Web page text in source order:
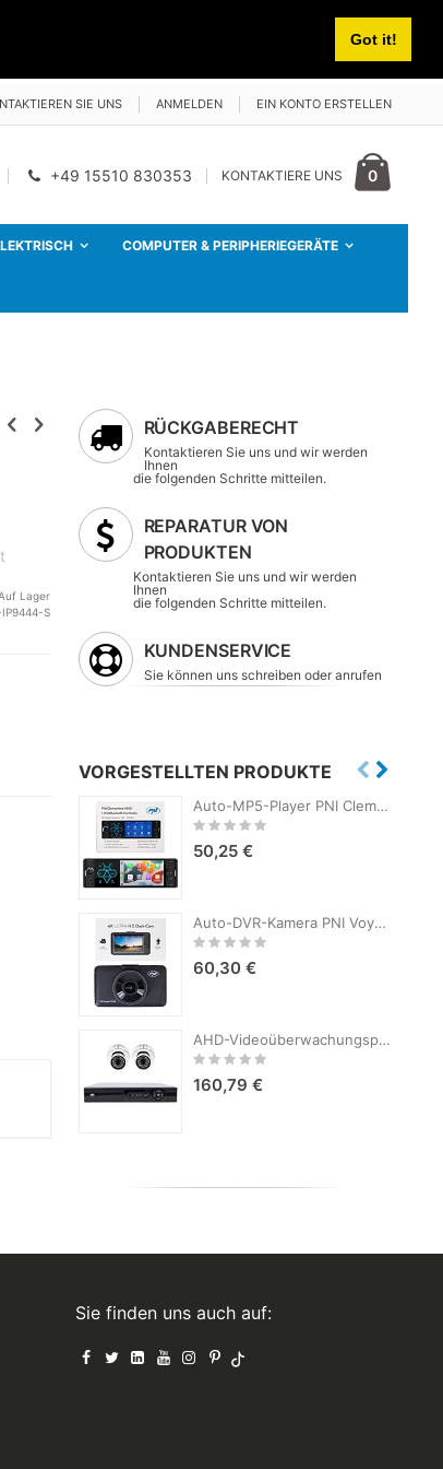
Got it!
SIE UNS ANMELDEN EIN KONTO ERSTELLEN
0Artikel
+49 15510 830353 KONTAKTIERE UNS
COMPUTER & PERIPHERIEGERÄTE
Lager
IP9444-S
RÜCKGABERECHT
Kontaktieren Sie uns und wir werden
Ihnen
die folgenden Schritte mitteilen.
REPARATUR VON
PRODUKTEN
Kontaktieren Sie uns und wir werden
Ihnen
die folgenden Schritte mitteilen.
KUNDENSERVICE
Sie können uns schreiben oder anrufen
VORGESTELLTEN PRODUKTE
Auto-MP5-Player PNI Clementine 9550 1DIN-Display 4 Zoll 50Wx4, Bluetooth, UKW-Radio, Carplay, RDS-Funktion
Rating:
50,25 €
Auto-DVR-Kamera PNI Voyager S1700 4K UHD, 3-Zoll-Bildschirm, zyklische Aufzeichnung, Parküberwachung, Bewegungserkennung, 12V/24V-Stromversorgung
Rating:
60,30 €
AHD-Videoüberwachungspaket PNI House AHD880, 8 Kanäle, 5 MP – DVR/NVR und 2 Außenkameras AHD25, 5 MP, Kuppel, IP66
Rating:
160,79 €
Sie finden uns auch auf: